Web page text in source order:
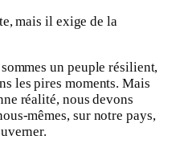
mais il exige de la
un peuple résilient,
les pires moments. Mais
réalité, nous devons
mêmes, sur notre pays,